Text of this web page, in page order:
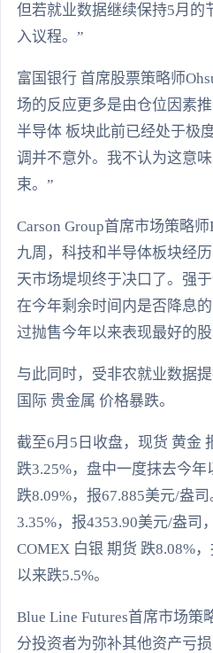
但若就业数据继续保持5月的
入议程。”
富国银行 首席股票策略师
场的反应更多是由仓位因素
半导体 板块此前已经处于极
调并不意外。我不认为这意
束。”
Carson Group首席市场策略
九周，科技和半导体板块经
天市场堤坝终于决口了。强
在今年剩余时间内是否降息
过抛售今年以来表现最好的
与此同时，受非农就业数据
国际 贵金属 价格暴跌。
截至6月5日收盘，现货 黄金
跌3.25%，盘中一度抹去今
跌8.09%，报67.885美元/盎
3.35%，报4353.90美元/盎司
COMEX 白银 期货 跌8.08%
以来跌5.5%。
Blue Line Futures首席市场策
分投资者为弥补其他资产亏